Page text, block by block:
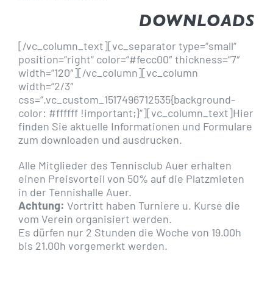
DOWNLOADS
[/vc_column_text][vc_separator type=“small“
position=“right“ color=“#fecc00″ thickness=“7″
width=“120″][/vc_column][vc_column
width=“2/3″
css=“.vc_custom_1517496712535{background-
color: #ffffff !important;}“][vc_column_text]Hier
finden Sie aktuelle Informationen und Formulare
zum downloaden und ausdrucken.
Alle Mitglieder des Tennisclub Auer erhalten
einen Preisvorteil von 50% auf die Platzmieten
in der Tennishalle Auer.
Achtung: Vortritt haben Turniere u. Kurse die
vom Verein organisiert werden.
Es dürfen nur 2 Stunden die Woche von 19.00h
bis 21.00h vorgemerkt werden.